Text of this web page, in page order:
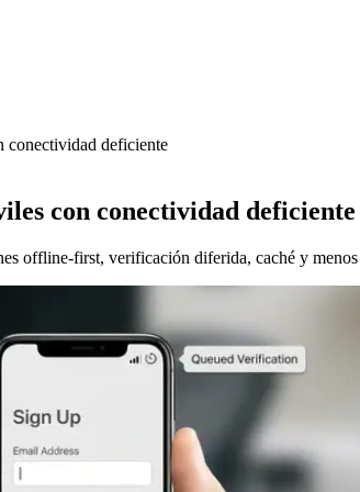
conectividad deficiente
con conectividad deficiente
offline-first, verificación diferida, caché y